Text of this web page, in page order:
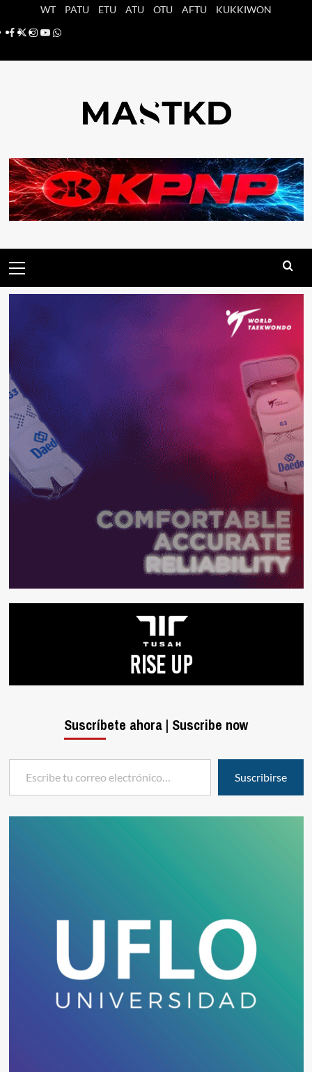
WT PATU ETU ATU OTU AFTU
KUKKIWON
Facebook
X Instagram
YouTube
Whatsapp
principal
Suscríbete ahora | Suscribe now
Escribe tu correo electrónico…
Suscribirse